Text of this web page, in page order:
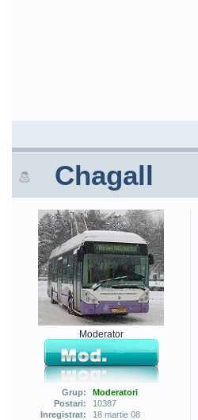
Chagall
Moderator
Grup:
Moderatori
Postari:
10387
Inregistrat:
18 martie 08